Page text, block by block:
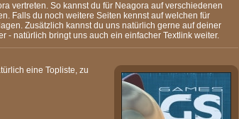
vertreten. So kannst du für Neagora auf verschiedenen
Falls du noch weitere Seiten kennst auf welchen für
Zusätzlich kannst du uns natürlich gerne auf deiner
- natürlich bringt uns auch ein einfacher Textlink weiter.
eine Topliste, zu